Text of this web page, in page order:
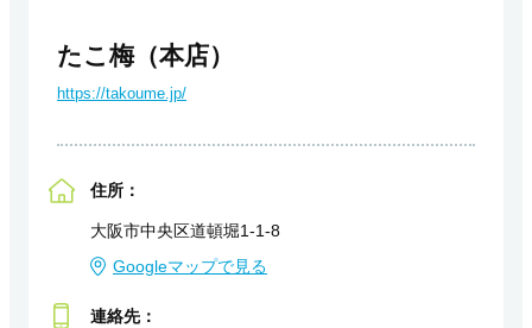
たこ梅（本店）
https://takoume.jp/
住所：
大阪市中央区道頓堀1-1-8
Googleマップで見る
連絡先：